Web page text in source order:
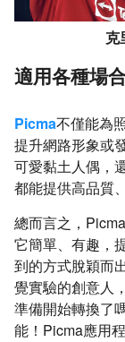
克
適用各種場
Picma不僅能為
提升網路形象或
可愛黏土人偶，
都能提供高品質
總而言之，
它簡單、有趣，
到的方式脫穎而
覺實驗的創意人
準備開始轉換了
能！Picma應用